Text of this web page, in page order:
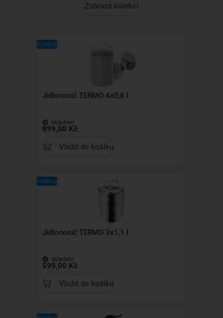
Zobrazit kolekci
Kolekce
Jídlonosič TERMO 4x0,8 l
skladem
899,00 Kč
Vložit do košíku
Kolekce
Jídlonosič TERMO 3x1,1 l
skladem
599,00 Kč
Vložit do košíku